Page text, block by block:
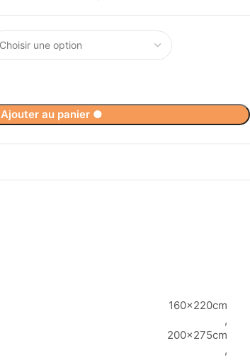
Ajouter au panier●
160x220cm
,
200x275cm
,